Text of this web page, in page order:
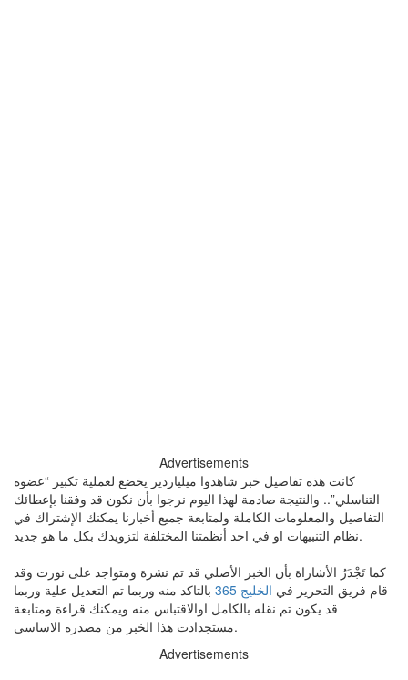
Advertisements
كانت هذه تفاصيل خبر شاهدوا ميلياردير يخضع لعملية تكبير “عضوه
التناسلي”.. والنتيجة صادمة لهذا اليوم نرجوا بأن نكون قد وفقنا بإعطائك
التفاصيل والمعلومات الكاملة ولمتابعة جميع أخبارنا يمكنك الإشتراك في
نظام التنبيهات او في احد أنظمتنا المختلفة لتزويدك بكل ما هو جديد.
كما تَجْدَرُ الأشاراة بأن الخبر الأصلي قد تم نشرة ومتواجد على نورت وقد
قام فريق التحرير في الخليج 365
بالتاكد منه وربما تم التعديل علية وربما
قد يكون تم نقله بالكامل اوالاقتباس منه ويمكنك قراءة ومتابعة
مستجدادت هذا الخبر من مصدره الاساسي.
Advertisements